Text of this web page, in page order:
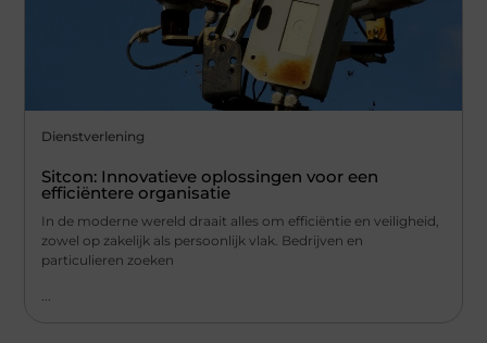
Dienstverlening
Sitcon: Innovatieve oplossingen voor een
efficiëntere organisatie
In de moderne wereld draait alles om efficiëntie en veiligheid,
zowel op zakelijk als persoonlijk vlak. Bedrijven en
particulieren zoeken